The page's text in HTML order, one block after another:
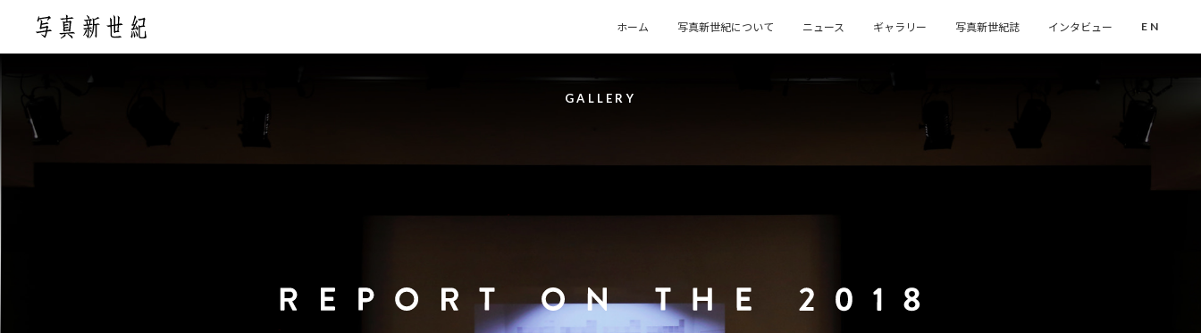
ホーム 写真新世紀について ニュース ギャラリー 写真新世紀誌 インタビュー EN
GA L L E RY